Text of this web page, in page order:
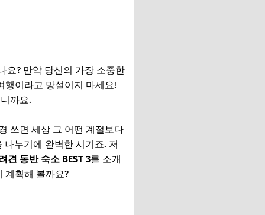
요? 만약 당신의 가장 소중한
행이라고 망설이지 마세요!
까요.
쓰면 세상 그 어떤 계절보다
누기에 완벽한 시기죠. 저
견 동반 숙소 BEST 3를 소개
계획해 볼까요?